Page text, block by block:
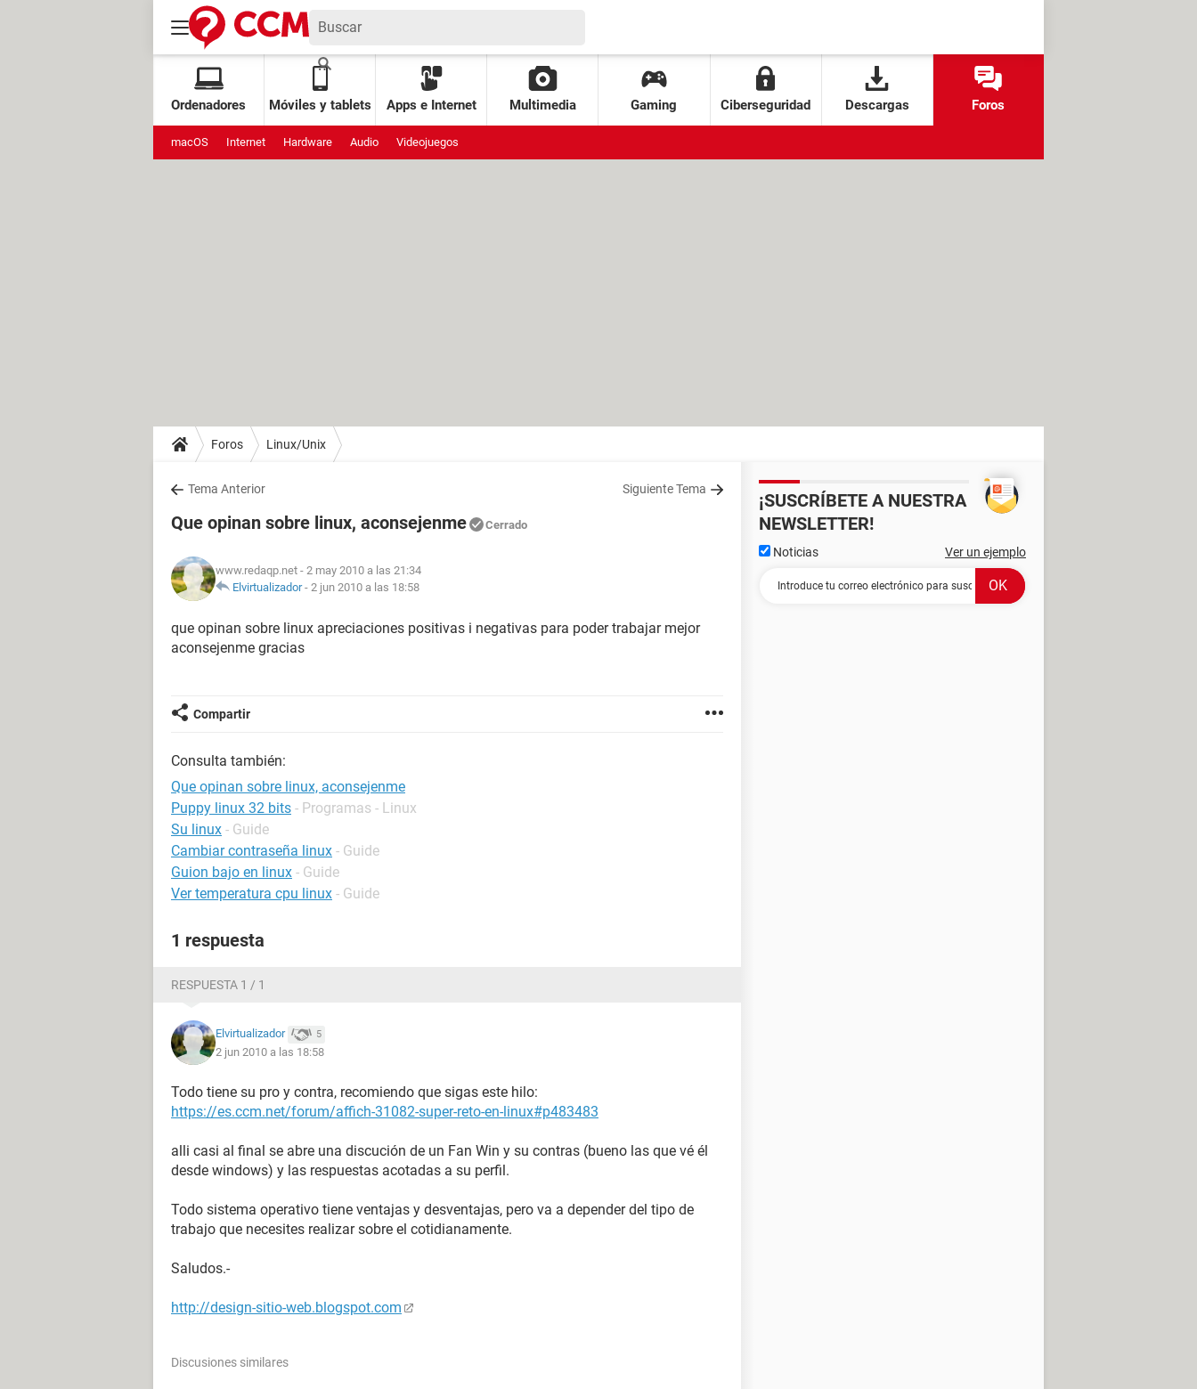
Ordenadores Móviles y tablets Apps e Internet Multimedia Gaming Ciberseguridad Descargas Foros
macOS Internet Hardware Audio Videojuegos
Foros Linux/Unix
Tema Anterior Siguiente Tema
Que opinan sobre linux, aconsejenme Cerrado
www.redaqp.net - 2 may 2010 a las 21:34
Elvirtualizador- 2 jun 2010 a las 18:58
que opinan sobre linux apreciaciones positivas i negativas para poder trabajar mejor
aconsejenme gracias
Compartir
Consulta también:
Que opinan sobre linux, aconsejenme
Puppy linux 32 bits - Programas - Linux
Su linux - Guide
Cambiar contraseña linux - Guide
Guion bajo en linux - Guide
Ver temperatura cpu linux - Guide
1 respuesta
RESPUESTA 1 / 1
Elvirtualizador 5
2 jun 2010 a las 18:58
Todo tiene su pro y contra, recomiendo que sigas este hilo:
https://es.ccm.net/forum/affich-31082-super-reto-en-linux#p483483
alli casi al final se abre una discución de un Fan Win y su contras (bueno las que vé él
desde windows) y las respuestas acotadas a su perfil.
Todo sistema operativo tiene ventajas y desventajas, pero va a depender del tipo de
trabajo que necesites realizar sobre el cotidianamente.
Saludos.-
http://design-sitio-web.blogspot.com
Discusiones similares
¡SUSCRÍBETE A NUESTRA
NEWSLETTER!
Noticias Ver un ejemplo